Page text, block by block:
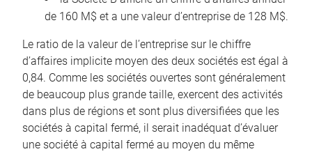
de 160 M$ et a une valeur d’entreprise de 128 M$.
Le ratio de la valeur de l’entreprise sur le chiffre
d’affaires implicite moyen des deux sociétés est égal à
0,84. Comme les sociétés ouvertes sont généralement
de beaucoup plus grande taille, exercent des activités
dans plus de régions et sont plus diversifiées que les
sociétés à capital fermé, il serait inadéquat d’évaluer
une société à capital fermé au moyen du même